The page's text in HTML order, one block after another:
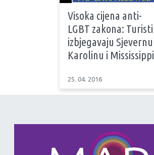
Visoka cijena anti-
LGBT zakona: Turisti
izbjegavaju Sjevernu
Karolinu i Mississippi
25. 04. 2016